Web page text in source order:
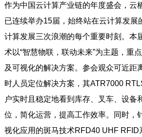
作为中国云计算产业链的年度盛会，云
已连续举办15届，始终站在云计算发展
计算发展三次浪潮的每个重要时刻。本
术以“智慧物联，联动未来”为主题，重
及可视化的解决方案。参会观众可近距
时人员定位解决方案，其ATR7000
户实时且稳定地看到库存、叉车、设备
位，简化运营，提高工作效率。同时，
视化应用的斑马技术RFD40 UHF RFID